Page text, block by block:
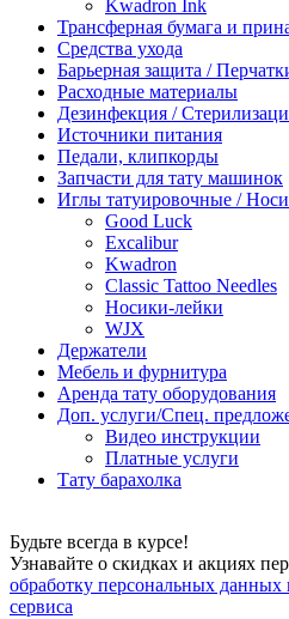
Kwadron Ink
Трансферная бумага и
Средства ухода
Барьерная защита /
Расходные материалы
Дезинфекция /
Источники питания
Педали, клипкорды
Запчасти для тату машинок
Иглы татуировочные /
Good Luck
Excalibur
Kwadron
Classic Tattoo Needles
Носики-лейки
WJX
Держатели
Мебель и фурнитура
Аренда тату оборудования
Доп. услуги/Спец.
Видео инструкции
Платные услуги
Тату барахолка
Будьте всегда в курсе!
Узнавайте о скидках и акциях
обработку персональных данных
сервиса